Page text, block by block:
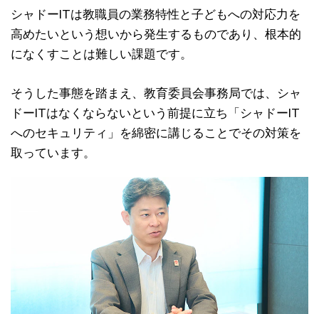
シャドーITは教職員の業務特性と子どもへの対応力を
高めたいという想いから発生するものであり、根本的
になくすことは難しい課題です。
そうした事態を踏まえ、教育委員会事務局では、シャ
ドーITはなくならないという前提に立ち「シャドーIT
へのセキュリティ」を綿密に講じることでその対策を
取っています。